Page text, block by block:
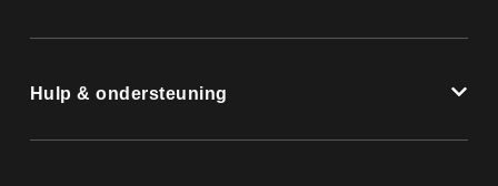
Hulp & ondersteuning